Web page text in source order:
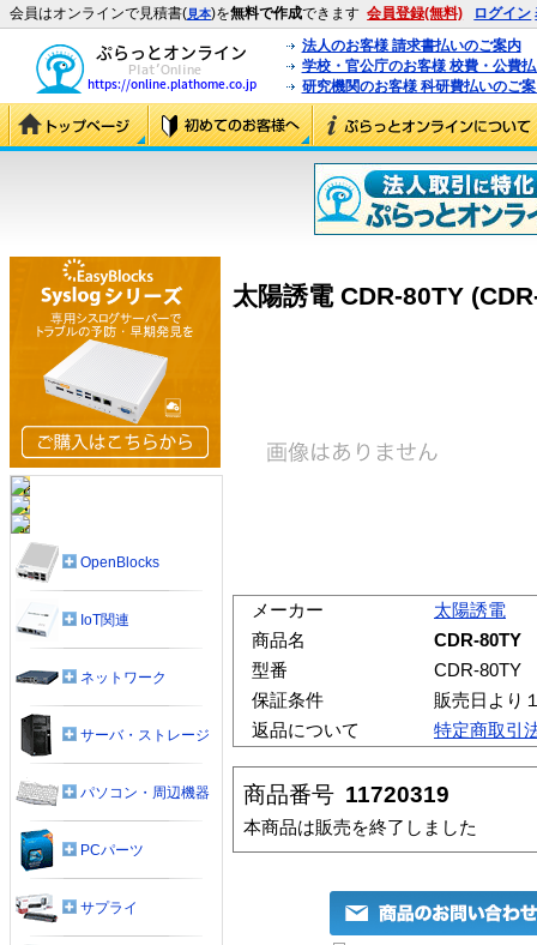
会員はオンラインで見積書(見本)を無料で作成できます 会員登録(無料) ログイン
法人のお客様 請求書払いのご案内
学校・官公庁のお客様 校費・公費
研究機関のお客様 科研費払いのご
太陽誘電 CDR-80TY
メーカー
太陽誘電
商品名
CDR-80TY
型番
CDR-80TY
保証条件
販売日より
返品について
特定商取引
商品番号 11720319
本商品は販売を終了しました
OpenBlocks
IoT関連
ネットワーク
サーバ・ストレージ
パソコン・周辺機器
PCパーツ
サプライ